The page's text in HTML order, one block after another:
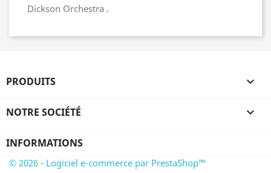
Dickson Orchestra .
PRODUITS 
NOTRE SOCIÉTÉ 
INFORMATIONS
© 2026 - Logiciel e-commerce par PrestaShop™